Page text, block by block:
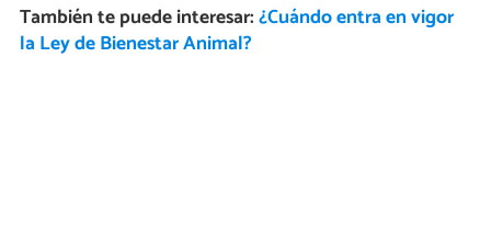
También te puede interesar:¿Cuándo entra en vigor
la Ley de Bienestar Animal?